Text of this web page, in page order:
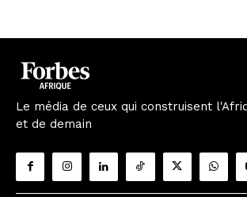
Le média de ceux qui construisent
et de demain